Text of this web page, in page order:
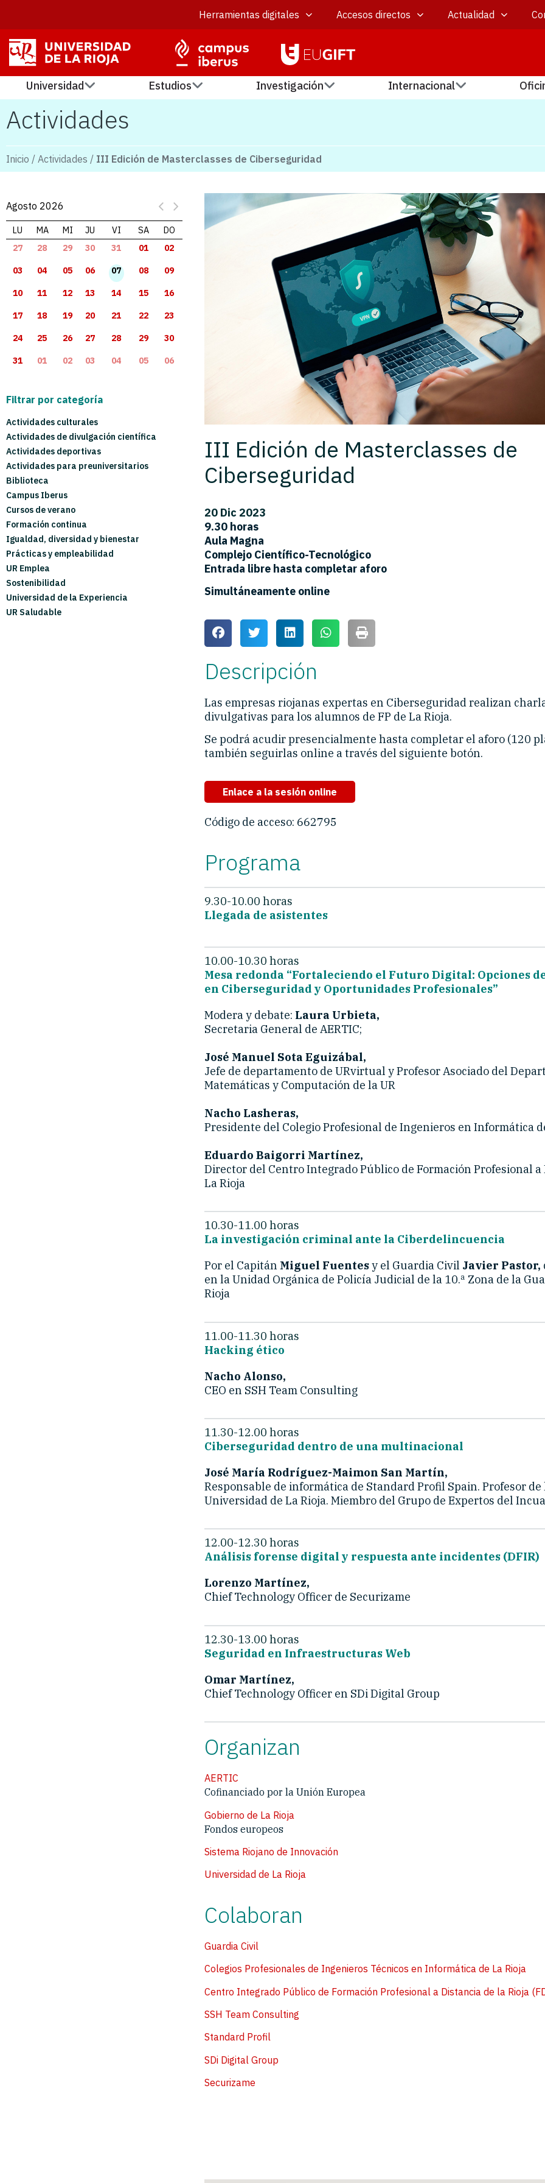
Herramientas digitales Accesos directos Actualidad
Universidad Estudios Investigación Internacional
Actividades
Inicio / Actividades / III Edición de Masterclasses de Ciberseguridad
Agosto 2026
LU MA MI JU VI SA DO
27 28 29 30 31 01 02
03 04 05 06 07 08 09
10 11 12 13 14 15 16
17 18 19 20 21 22 23
24 25 26 27 28 29 30
31 01 02 03 04 05 06
Filtrar por categoría
Actividades culturales
Actividades de divulgación científica
Actividades deportivas
Actividades para preuniversitarios
Biblioteca
Campus Iberus
Cursos de verano
Formación continua
Igualdad, diversidad y bienestar
Prácticas y empleabilidad
UR Emplea
Sostenibilidad
Universidad de la Experiencia
UR Saludable
III Edición de Masterclasses de
Ciberseguridad
20 Dic 2023
9.30 horas
Aula Magna
Complejo Científico-Tecnológico
Entrada libre hasta completar aforo
Simultáneamente online
Descripción
Las empresas riojanas expertas en Ciberseguridad realizan
divulgativas para los alumnos de FP de La Rioja.
Se podrá acudir presencialmente hasta completar el aforo (120
también seguirlas online a través del siguiente botón.
Enlace a la sesión online
Código de acceso: 662795
Programa
9.30-10.00 horas
Llegada de asistentes
10.00-10.30 horas
Mesa redonda “Fortaleciendo el Futuro Digital: Opciones
en Ciberseguridad y Oportunidades Profesionales”
Modera y debate: Laura Urbieta,
Secretaria General de AERTIC;
José Manuel Sota Eguizábal,
Jefe de departamento de URvirtual y Profesor Asociado del
Matemáticas y Computación de la UR
Nacho Lasheras,
Presidente del Colegio Profesional de Ingenieros en Informática
Eduardo Baigorri Martínez,
Director del Centro Integrado Público de Formación Profesional a
La Rioja
10.30-11.00 horas
La investigación criminal ante la Ciberdelincuencia
Por el Capitán Miguel Fuentesy el Guardia Civil Javier Pastor,
en la Unidad Orgánica de Policía Judicial de la 10.ª Zona de la
Rioja
11.00-11.30 horas
Hacking ético
Nacho Alonso,
CEO en SSH Team Consulting
11.30-12.00 horas
Ciberseguridad dentro de una multinacional
José María Rodríguez-Maimon San Martín,
Responsable de informática de Standard Profil Spain. Profesor de
Universidad de La Rioja. Miembro del Grupo de Expertos del
12.00-12.30 horas
Análisis forense digital y respuesta ante incidentes (DFIR)
Lorenzo Martínez,
Chief Technology Officer de Securizame
12.30-13.00 horas
Seguridad en Infraestructuras Web
Omar Martínez,
Chief Technology Officer en SDi Digital Group
Organizan
AERTIC
Cofinanciado por la Unión Europea
Gobierno de La Rioja
Fondos europeos
Sistema Riojano de Innovación
Universidad de La Rioja
Colaboran
Guardia Civil
Colegios Profesionales de Ingenieros Técnicos en Informática de La Rioja
Centro Integrado Público de Formación Profesional a Distancia de la Rioja
SSH Team Consulting
Standard Profil
SDi Digital Group
Securizame